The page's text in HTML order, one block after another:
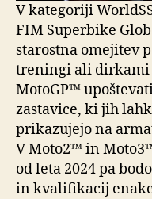
V kategoriji
FIM Superbike
starostna omejitev
treningi ali dirkami
MotoGP™
zastavice, ki jih
prikazujejo na
V Moto2™ in
od leta 2024 pa
in kvalifikacij